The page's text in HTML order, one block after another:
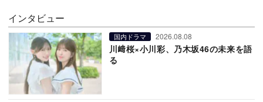
インタビュー
国内ドラマ 2026.08.08
川﨑桜×小川彩、乃木坂46の未来を語
る